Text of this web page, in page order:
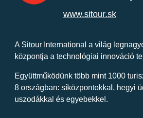
www.sitour.sk
A Sitour International a világ
központja a technológiai innováció
Együttműködünk több mint 1000
8 országban: síközpontokkal, hegyi
uszodákkal és egyebekkel.